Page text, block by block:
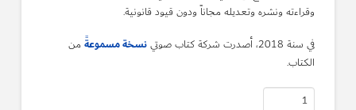
وقراءته ونشره وتعديله مجاناً ودون قيود قانونية.
في سنة 2018، أصدرت شركة كتاب صوتي
نسخة مسموعةًمن
الكتاب.
كمية